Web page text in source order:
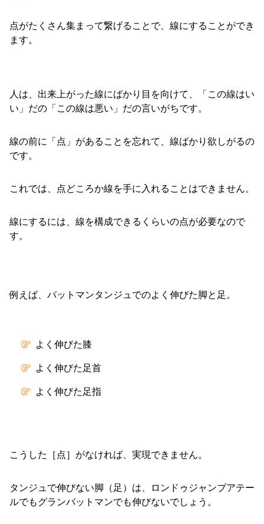
点がたくさん集まって繋げることで、線にすることができ
ます。
人は、出来上がった線にばかり目を向けて、「この線はい
い」だの「この線は悪い」だの言いがちです。
線の前に「点」があることを忘れて、線ばかり欲しがるの
です。
これでは、点どころか線を手に入れることはできません。
線にするには、線を構成できるくらいの点が必要なので
す。
例えば、バットマンタンジュでのよく伸びた脚と足。
よく伸びた膝
よく伸びた足首
よく伸びた足指
こうした［点］がなければ、実現できません。
タンジュで伸びない脚（足）は、ロンドゥジャンブアテー
ルでもグランバットマンでも伸びないでしょう。